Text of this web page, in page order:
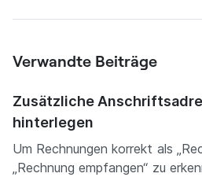
Verwandte Beiträge
Zusätzliche
hinterlegen
Um Rechnungen korrekt als
„Rechnung empfangen“ zu